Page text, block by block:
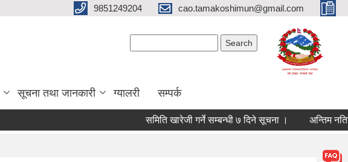
9851249204 cao.tamakoshimun@gmail.com
सूचना तथा जानकारी ग्यालरी सम्पर्क
समिति खारेजी गर्ने सम्बन्धी ७ दिने सूचना । अन्तिम नतिजा